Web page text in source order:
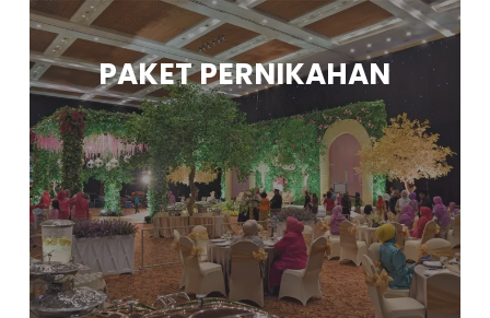
PAKET PERNIKAHAN